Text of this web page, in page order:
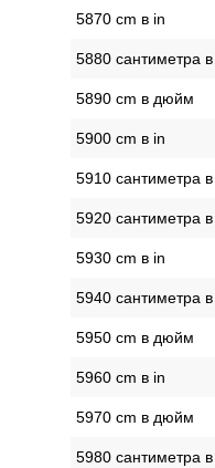
5870 cm в in
5880 сантиметра
5890 cm в дюйм
5900 cm в in
5910 сантиметра в
5920 сантиметра
5930 cm в in
5940 сантиметра
5950 cm в дюйм
5960 cm в in
5970 cm в дюйм
5980 сантиметра